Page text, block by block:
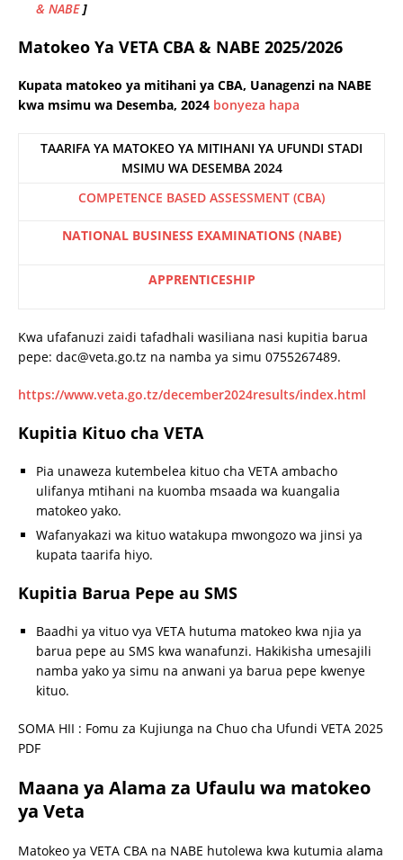
& NABE]
Matokeo Ya VETA CBA & NABE 2025/2026
Kupata matokeo ya mitihani ya CBA, Uanagenzi na NABE
kwa msimu wa Desemba, 2024 bonyeza hapa
TAARIFA YA MATOKEO YA MITIHANI YA UFUNDI STADI
MSIMU WA DESEMBA 2024
COMPETENCE BASED ASSESSMENT (CBA)
NATIONAL BUSINESS EXAMINATIONS (NABE)
APPRENTICESHIP
Kwa ufafanuzi zaidi tafadhali wasiliana nasi kupitia barua
pepe: dac@veta.go.tz na namba ya simu 0755267489.
https://www.veta.go.tz/december2024results/index.html
Kupitia Kituo cha VETA
Pia unaweza kutembelea kituo cha VETA ambacho
ulifanya mtihani na kuomba msaada wa kuangalia
matokeo yako.
Wafanyakazi wa kituo watakupa mwongozo wa jinsi ya
kupata taarifa hiyo.
Kupitia Barua Pepe au SMS
Baadhi ya vituo vya VETA hutuma matokeo kwa njia ya
barua pepe au SMS kwa wanafunzi. Hakikisha umesajili
namba yako ya simu na anwani ya barua pepe kwenye
kituo.
SOMA HII : Fomu za Kujiunga na Chuo cha Ufundi VETA 2025
PDF
Maana ya Alama za Ufaulu wa matokeo
ya Veta
Matokeo ya VETA CBA na NABE hutolewa kwa kutumia alama